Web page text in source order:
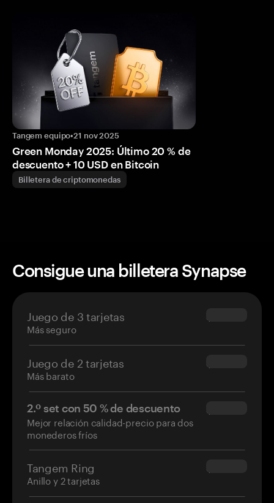
Tangem equipo•21 nov 2025
Green Monday 2025: Último 20 % de
descuento + 10 USD en Bitcoin
Billetera de criptomonedas
Consigue una billetera Synapse
Juego de 3 tarjetas
Más seguro
$69.90
Juego de 2 tarjetas
Más barato
$54.90
2.º set con 50 % de descuento
Mejor relación calidad-precio para dos
monederos fríos
$34.95
Tangem Ring
Anillo y 2 tarjetas
$160.00